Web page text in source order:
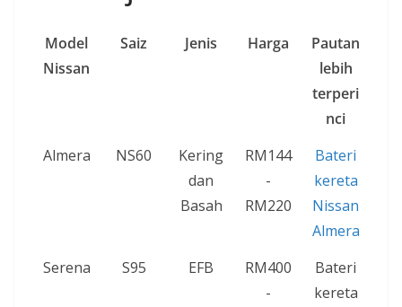
Model
Nissan
Saiz Jenis Harga
Pautan
lebih
terperi
nci
Almera
NS60
Kering
dan
Basah
RM144
-
RM220
Bateri
kereta
Nissan
Almera
Serena
S95 EFB
RM400
-
Bateri
kereta